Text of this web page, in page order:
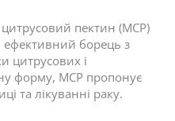
пектин (MCP)
ефективний борець з
цитрусових і
форму, MCP пропонує
та лікуванні раку.